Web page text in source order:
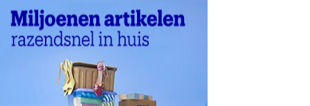
Hierdoor
website-
relevante
tonen
op het
van deze